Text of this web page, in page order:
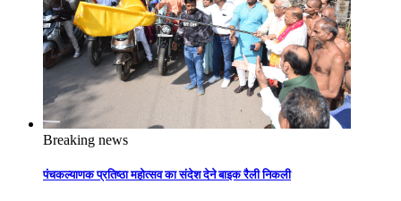
Breaking news
पंचकल्याणक प्रतिष्ठा महोत्सव का संदेश देने बाइक रैली निकली